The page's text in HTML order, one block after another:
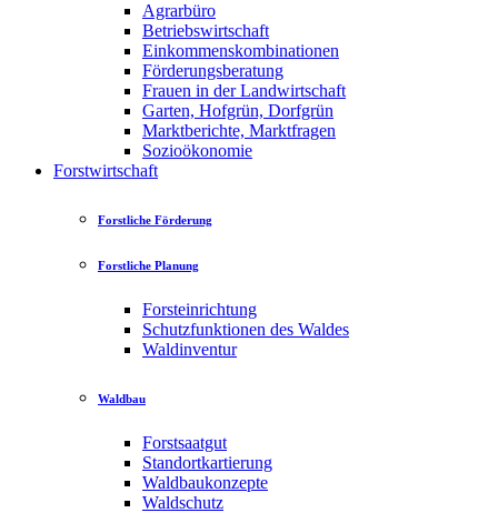
Agrarbüro
Betriebswirtschaft
Einkommenskombinationen
Förderungsberatung
Frauen in der Landwirtschaft
Garten, Hofgrün, Dorfgrün
Marktberichte, Marktfragen
Sozioökonomie
Forstwirtschaft
Forstliche Förderung
Forstliche Planung
Forsteinrichtung
Schutzfunktionen des Waldes
Waldinventur
Waldbau
Forstsaatgut
Standortkartierung
Waldbaukonzepte
Waldschutz